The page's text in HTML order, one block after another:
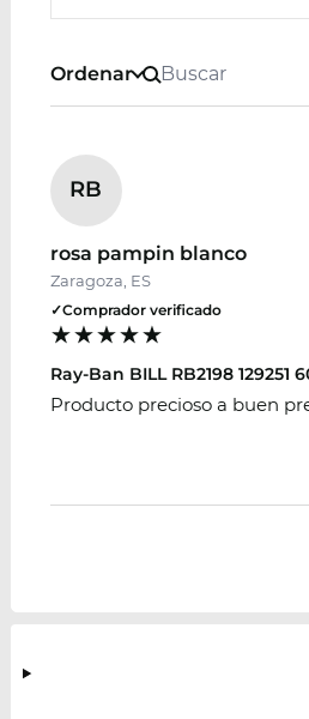
Ordenar
RB
rosa pampin blanco
Zaragoza, ES
✓Comprador verificado
Ray-Ban BILL RB2198 129251
Producto precioso a buen